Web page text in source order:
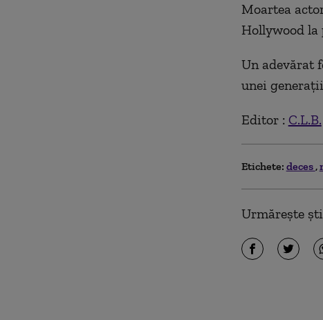
Moartea
Hollywood la
Un adevărat
unei
Editor : C.L.B.
Etichete: deces
Urmărește